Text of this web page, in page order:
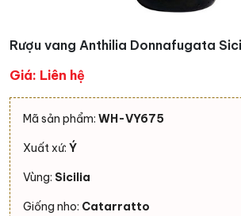
Rượu vang Anthilia Donnafugata
Giá: Liên hệ
Mã sản phẩm: WH-VY675
Xuất xứ: Ý
Vùng: Sicilia
Giống nho: Catarratto